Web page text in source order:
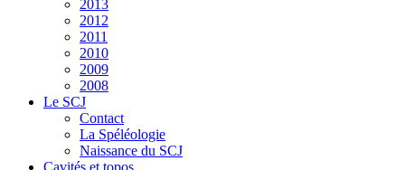
2013
2012
2011
2010
2009
2008
Le SCJ
Contact
La Spéléologie
Naissance du SCJ
Cavités et topos